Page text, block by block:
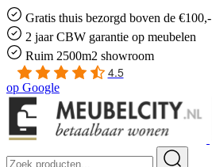
Gratis thuis bezorgd boven de €100,-
2 jaar CBW garantie op meubelen
Ruim 2500m2 showroom
4.5
op Google